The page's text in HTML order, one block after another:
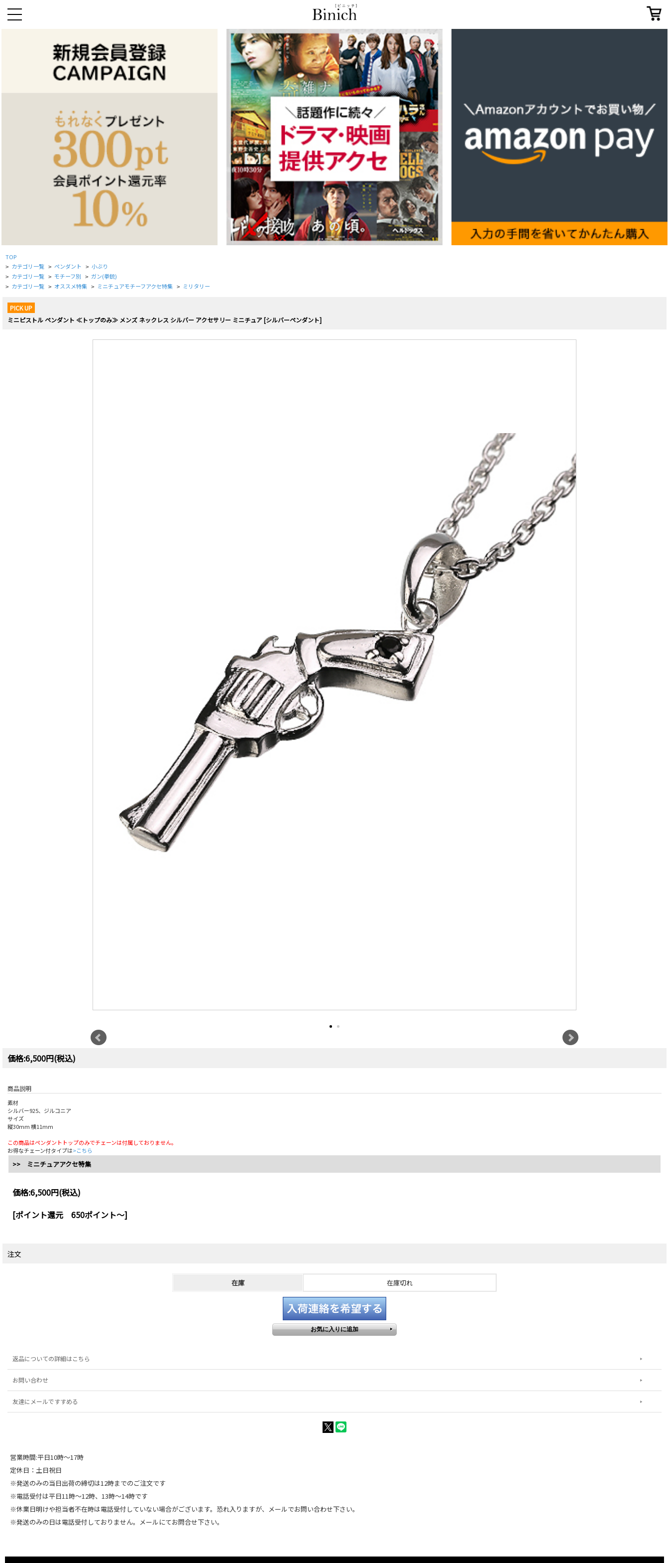
TOP
> カテゴリ一覧 > ペンダント > 小ぶり
> カテゴリ一覧 > モチーフ別 > ガン(拳銃)
> カテゴリ一覧 > オススメ特集 > ミニチュアモチーフアクセ特集 > ミリタリー
PICK UP
ミニピストル ペンダント ≪トップのみ≫ メンズ ネックレス シルバー アクセサリー ミニチュア [シルバーペンダント]
価格:6,500円(税込)
商品説明
素材
シルバー925、ジルコニア
サイズ
縦30mm 横11mm
この商品はペンダントトップのみでチェーンは付属しておりません。
お得なチェーン付タイプは>こちら
>> ミニチュアアクセ特集
価格:6,500円(税込)
[ポイント還元 650ポイント～]
注文
在庫 在庫切れ
返品についての詳細はこちら
お問い合わせ
友達にメールですすめる
営業時間:平日10時～17時
定休日：土日祝日
※発送のみの当日出荷の締切は12時までのご注文です
※電話受付は平日11時～12時、13時～14時です
※休業日明けや担当者不在時は電話受付していない場合がございます。恐れ入りますが、メールでお問い合わせ下さい。
※発送のみの日は電話受付しておりません。メールにてお問合せ下さい。